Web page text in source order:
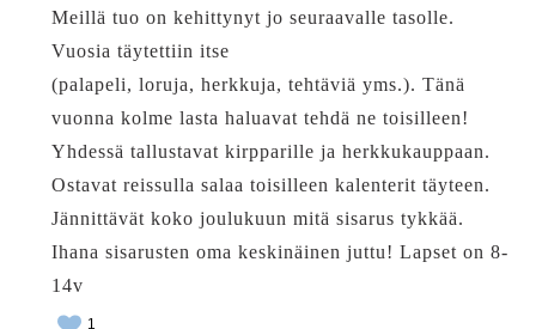
Meillä tuo on kehittynyt jo seuraavalle tasolle.
Vuosia täytettiin itse
(palapeli, loruja, herkkuja, tehtäviä yms.). Tänä
vuonna kolme lasta haluavat tehdä ne toisilleen!
Yhdessä tallustavat kirpparille ja herkkukauppaan.
Ostavat reissulla salaa toisilleen kalenterit täyteen.
Jännittävät koko joulukuun mitä sisarus tykkää.
Ihana sisarusten oma keskinäinen juttu! Lapset on 8-
14v
1